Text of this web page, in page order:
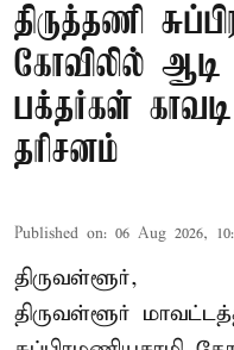
திருத்தணி
கோவிலில் ஆடி
பக்தர்கள் காவடி
தரிசனம்
Published on: 06 Aug 2026,
திருவள்ளூர்,
திருவள்ளூர்